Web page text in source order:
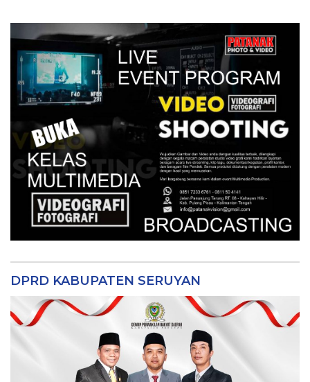
DPRD KABUPATEN SERUYAN